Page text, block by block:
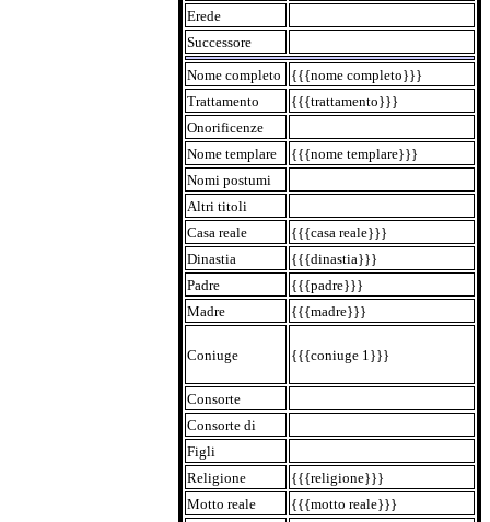
Erede
Successore
Nome completo
{{{nome completo}}}
Trattamento
{{{trattamento}}}
Onorificenze
Nome templare
{{{nome templare}}}
Nomi postumi
Altri titoli
Casa reale
{{{casa reale}}}
Dinastia
{{{dinastia}}}
Padre
{{{padre}}}
Madre
{{{madre}}}
Coniuge {{{coniuge 1}}}
Consorte
Consorte di
Figli
Religione
{{{religione}}}
Motto reale
{{{motto reale}}}